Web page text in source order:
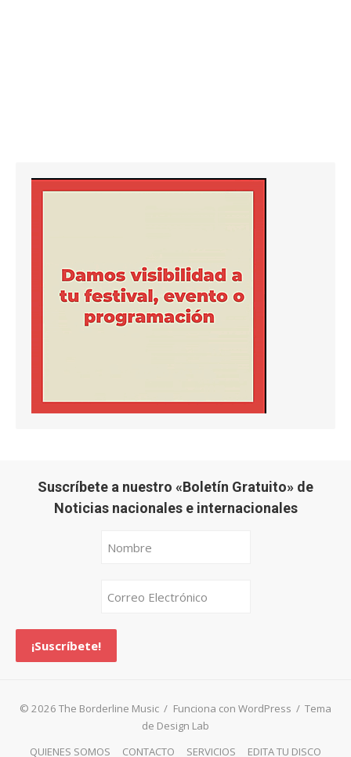
Suscríbete a nuestro «Boletín Gratuito» de
Noticias nacionales e internacionales
© 2026 The Borderline Music / Funciona con WordPress / Tema
de Design Lab
QUIENES SOMOS
CONTACTO SERVICIOS EDITA TU DISCO